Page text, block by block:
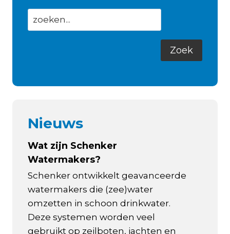
Nieuws
Wat zijn Schenker
Watermakers?
Schenker ontwikkelt geavanceerde
watermakers die (zee)water
omzetten in schoon drinkwater.
Deze systemen worden veel
gebruikt op zeilboten, jachten en